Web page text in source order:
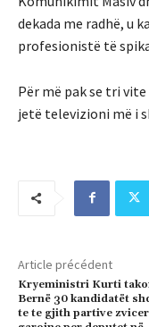
dekada me radhë, u
profesionistë të
Për më pak se tri
jetë televizioni më i
Article précédent
Kryeministri Kurti
Bernë 30 kandidatët
te te gjith partive